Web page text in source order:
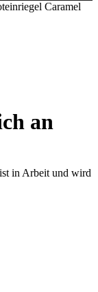
Caramel
an
in Arbeit und wird